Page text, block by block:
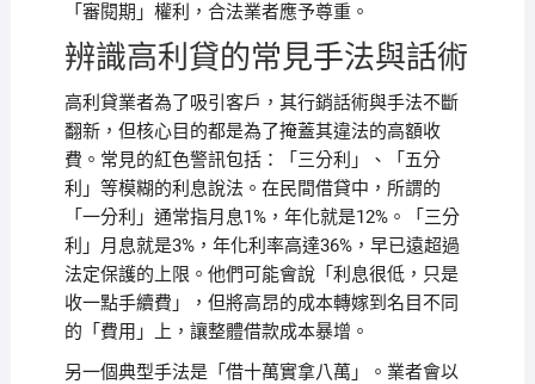
「審閱期」權利，合法業者應予尊重。
辨識高利貸的常見手法與話術
高利貸業者為了吸引客戶，其行銷話術與手法不斷
翻新，但核心目的都是為了掩蓋其違法的高額收
費。常見的紅色警訊包括：「三分利」、「五分
利」等模糊的利息說法。在民間借貸中，所謂的
「一分利」通常指月息1%，年化就是12%。「三分
利」月息就是3%，年化利率高達36%，早已遠超過
法定保護的上限。他們可能會說「利息很低，只是
收一點手續費」，但將高昂的成本轉嫁到名目不同
的「費用」上，讓整體借款成本暴增。
另一個典型手法是「借十萬實拿八萬」。業者會以